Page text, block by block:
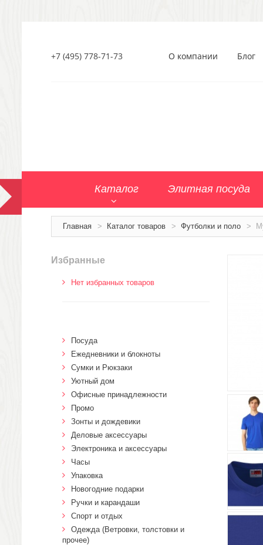
+7 (495) 778-71-73 О компании Блог
Каталог Элитная посуда
Главная > Каталог товаров > Футболки и поло >
Избранные
Нет избранных товаров
Посуда
Ежедневники и блокноты
Сумки и Рюкзаки
Уютный дом
Офисные принадлежности
Промо
Зонты и дождевики
Деловые аксессуары
Электроника и аксессуары
Часы
Упаковка
Новогодние подарки
Ручки и карандаши
Спорт и отдых
Одежда (Ветровки, толстовки и
прочее)